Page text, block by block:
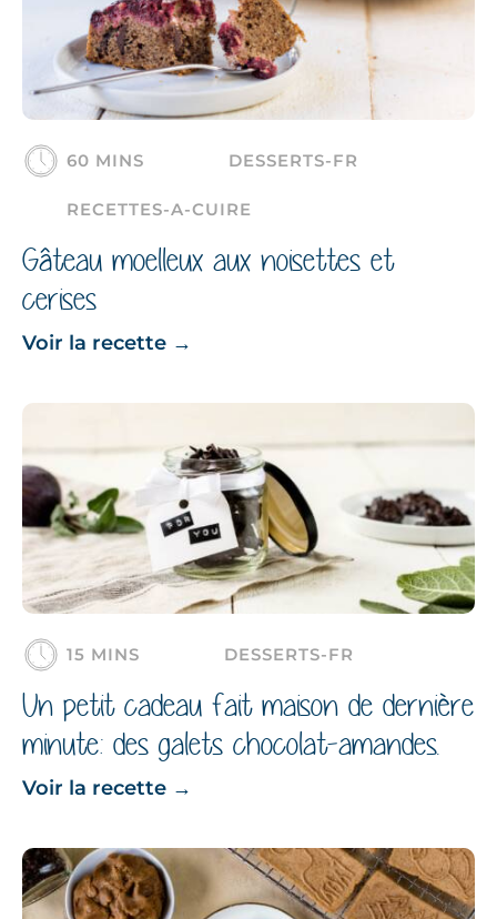
60 MINS DESSERTS-FR
RECETTES-A-CUIRE
Gâteau moelleux aux noisettes et
cerises
Voir la recette →
15 MINS DESSERTS-FR
Un petit cadeau fait maison de dernière
minute: des galets chocolat-amandes.
Voir la recette →